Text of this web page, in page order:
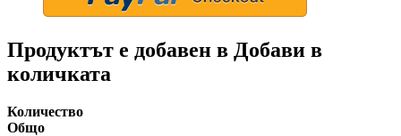
Продуктът е добавен в Добави в
количката
Количество
Общо